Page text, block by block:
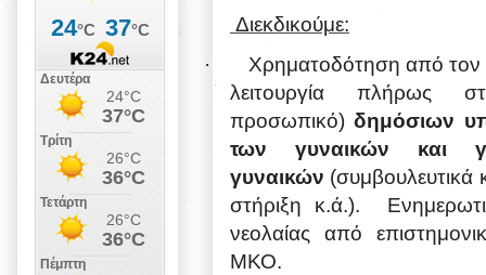
Διεκδικούμε:
·
Χρηματοδότηση από τον
λειτουργία πλήρως
προσωπικό)δημόσιων
των γυναικών και
γυναικών (συμβουλευτικά
στήριξη κ.ά.).
νεολαίας από
ΜΚΟ.